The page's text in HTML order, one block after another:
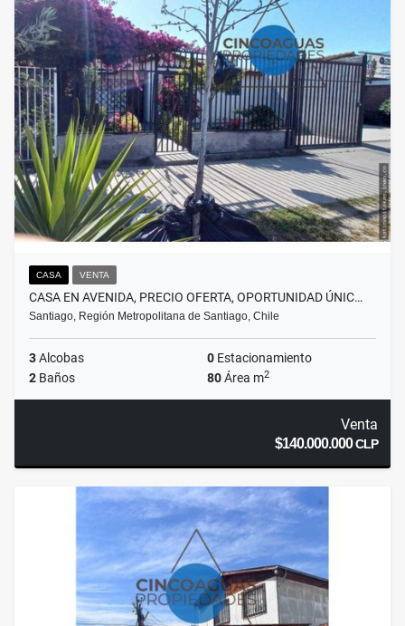
CASA VENTA
CASA EN AVENIDA, PRECIO OFERTA, OPORTUNIDAD ÚNIC…
Santiago, Región Metropolitana de Santiago, Chile
3Alcobas 0 Estacionamiento
2 Baños 80Área m2
Venta
$140.000.000CLP